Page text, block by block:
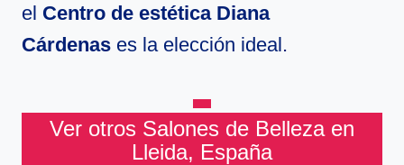
el Centro de estética Diana
Cárdenas es la elección ideal.
Ver otros Salones de Belleza en
Lleida, España